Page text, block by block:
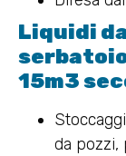
Liquidi
15m3
da pozzi,